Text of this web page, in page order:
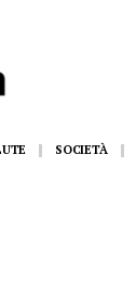
SOCIETÀ